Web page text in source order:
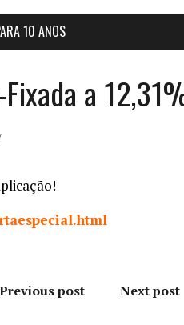
10 ANOS
a
Previous post Next post